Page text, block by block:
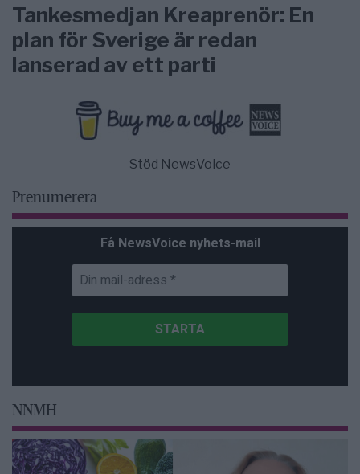
Tankesmedjan Kreaprenör: En
plan för Sverige är redan
lanserad av ett parti
Stöd NewsVoice
Prenumerera
Få NewsVoice nyhets-mail
NNMH